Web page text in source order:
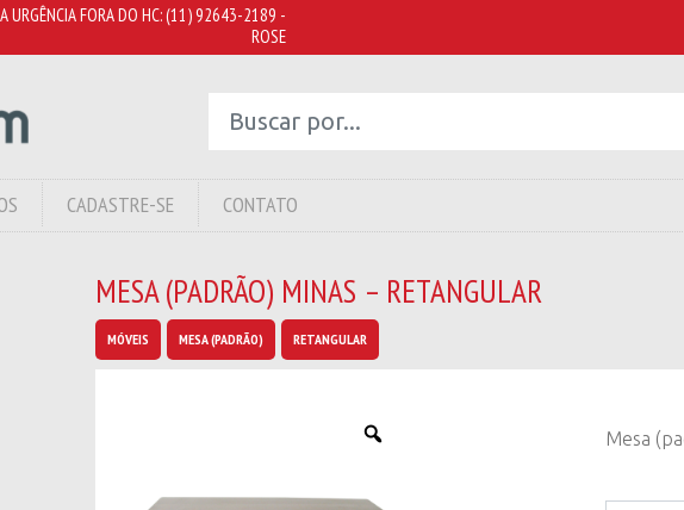
URGÊNCIA FORA DO HC:(11) 92643-2189 -
ROSE
CADASTRE-SE CONTATO
MESA (PADRÃO) MINAS – RETANGULAR
MÓVEIS MESA (PADRÃO) RETANGULAR
Mesa